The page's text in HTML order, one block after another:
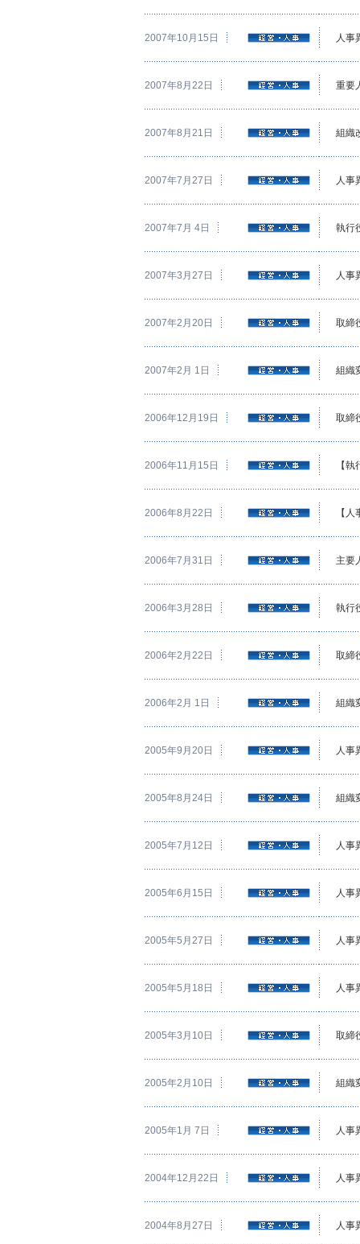
2007年10月15日 人事
2007年8月22日 重要
2007年8月21日 組織
2007年7月27日 人事
2007年7月 4日 執行
2007年3月27日 人事
2007年2月20日 取締
2007年2月 1日 組織
2006年12月19日 取締
2006年11月15日 【
2006年8月22日 【
2006年7月31日 主要
2006年3月28日 執行
2006年2月22日 取締
2006年2月 1日 組織
2005年9月20日 人事
2005年8月24日 組織
2005年7月12日 人事
2005年6月15日 人事
2005年5月27日 人事
2005年5月18日 人事
2005年3月10日 取締
2005年2月10日 組織
2005年1月 7日 人事
2004年12月22日 人事
2004年8月27日 人事